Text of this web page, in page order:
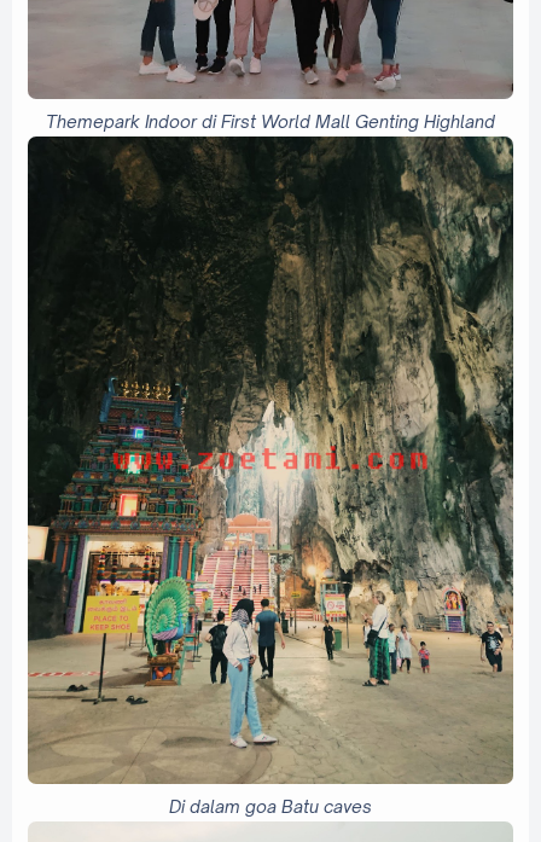
Themepark Indoor di First World Mall Genting Highland
Di dalam goa Batu caves